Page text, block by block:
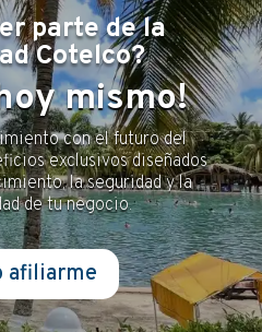
parte de la
Cotelco?
mismo!
con el futuro del
exclusivos diseñados
la seguridad y la
de tu negocio.
afiliarme